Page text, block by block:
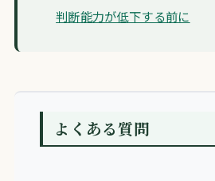
判断能力が低下する前に
よくある質問